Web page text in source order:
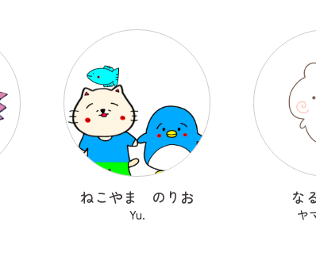
ねこやま のりお
Yu.
な
ヤ